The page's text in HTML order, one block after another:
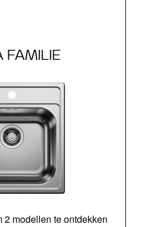
FAMILIE
2 modellen te ontdekken